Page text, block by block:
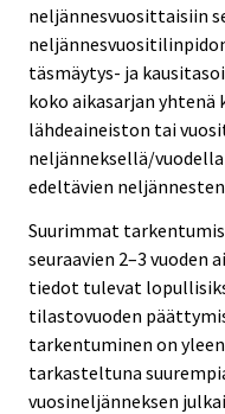
neljännesvuosittaisiin
täsmäytys- ja
koko aikasarjan
lähdeaineiston tai
neljänneksellä/
edeltävien
Suurimmat
seuraavien 2–3 vuoden
tiedot tulevat
tilastovuoden
tarkentuminen on
tarkasteltuna
vuosineljänneksen